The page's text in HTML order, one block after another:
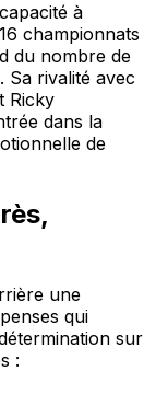
à
championnats
du nombre de
Sa rivalité avec
Ricky
dans la
de
une
qui
sur
: